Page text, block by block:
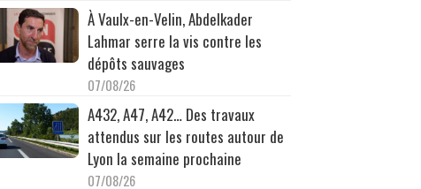
À Vaulx-en-Velin, Abdelkader
Lahmar serre la vis contre les
dépôts sauvages
07/08/26
A432, A47, A42… Des travaux
attendus sur les routes autour de
Lyon la semaine prochaine
07/08/26